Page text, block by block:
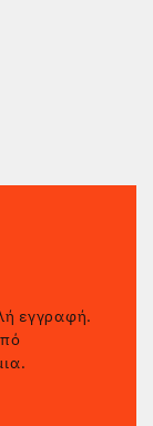
εγγραφή.